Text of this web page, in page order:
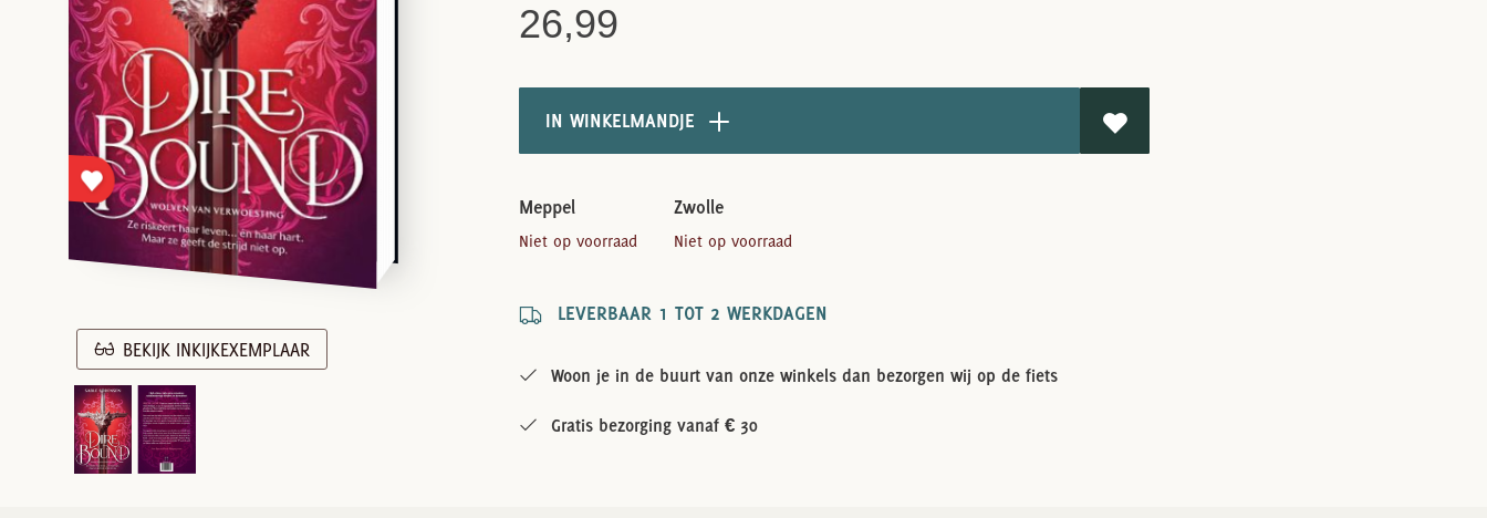
BEKIJK INKIJKEXEMPLAAR
26,99
IN WINKELMANDJE
Meppel
Niet op voorraad
Zwolle
Niet op voorraad
LEVERBAAR 1 TOT 2 WERKDAGEN
Woon je in de buurt van onze winkels dan bezorgen wij op de fiets
Gratis bezorging vanaf € 30